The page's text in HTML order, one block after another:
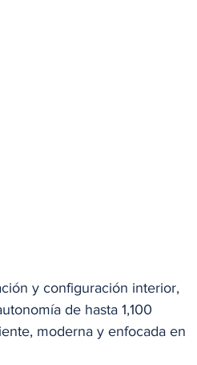
y configuración interior,
de hasta 1,100
moderna y enfocada en